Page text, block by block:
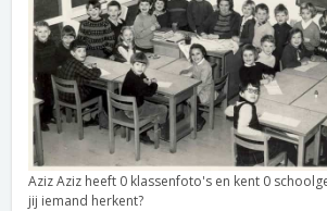
Aziz Aziz heeft 0 klassenfoto's en kent 0
jij iemand herkent?